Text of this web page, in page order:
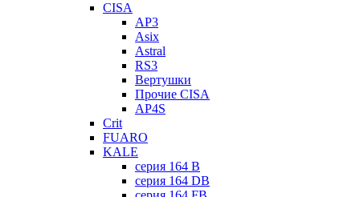
CISA
AP3
Asix
Astral
RS3
Вертушки
Прочие CISA
AP4S
Crit
FUARO
KALE
серия 164 B
серия 164 DB